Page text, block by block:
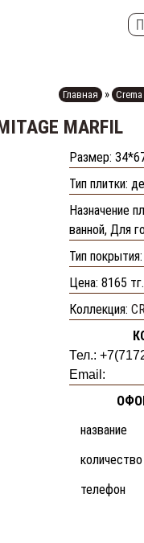
Главная » Crema
MARFIL
Размер:
Тип плитки:
Назначение
ванной, Для
Тип
Цена:8165
Коллекция:
Тел.:
Email:
название
количество
телефон